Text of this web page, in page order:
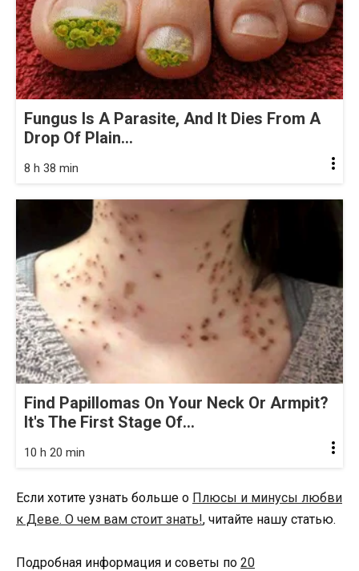
Fungus Is A Parasite, And It Dies From A
Drop Of Plain...
8 h 38 min
Find Papillomas On Your Neck Or Armpit?
It's The First Stage Of...
10 h 20 min
Если хотите узнать больше о Плюсы и минусы любви
к Деве. О чем вам стоит знать!, читайте нашу статью.
Подробная информация и советы по 20